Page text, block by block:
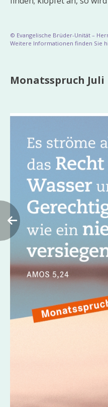
© Evangelische Brüder-Unität –
Weitere Informationen finden Sie
Monatsspruch Juli